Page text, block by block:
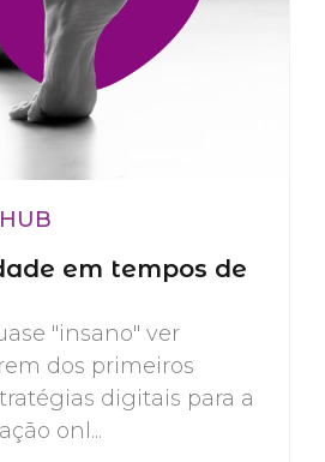
em tempos de
"insano" ver
dos primeiros
digitais para a
onl...